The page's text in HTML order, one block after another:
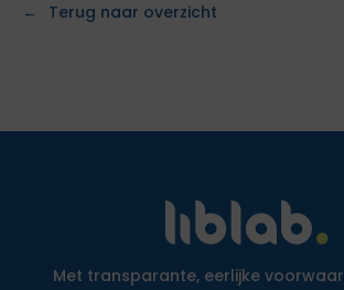
Terug naar overzicht
Met transparante, eerlijke